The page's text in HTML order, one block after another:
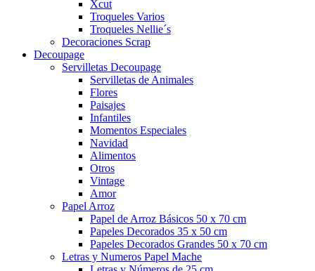
Xcut
Troqueles Varios
Troqueles Nellie´s
Decoraciones Scrap
Decoupage
Servilletas Decoupage
Servilletas de Animales
Flores
Paisajes
Infantiles
Momentos Especiales
Navidad
Alimentos
Otros
Vintage
Amor
Papel Arroz
Papel de Arroz Básicos 50 x 70 cm
Papeles Decorados 35 x 50 cm
Papeles Decorados Grandes 50 x 70 cm
Letras y Numeros Papel Mache